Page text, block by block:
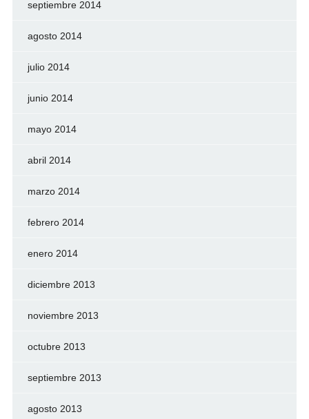
septiembre 2014
agosto 2014
julio 2014
junio 2014
mayo 2014
abril 2014
marzo 2014
febrero 2014
enero 2014
diciembre 2013
noviembre 2013
octubre 2013
septiembre 2013
agosto 2013